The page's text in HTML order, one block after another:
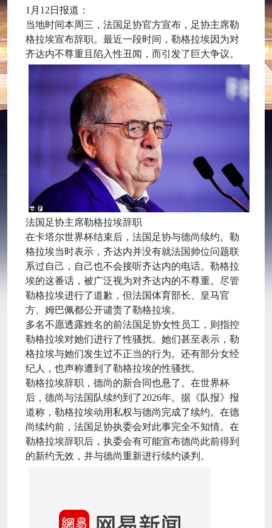
1月12日报道：
当地时间本周三，法国足协官方宣布，足协主席勒
格拉埃宣布辞职。最近一段时间，勒格拉埃因为对
齐达内不尊重且陷入性丑闻，而引发了巨大争议。
法国足协主席勒格拉埃辞职
在卡塔尔世界杯结束后，法国足协与德尚续约。勒
格拉埃当时表示，齐达内并没有就法国帅位问题联
系过自己，自己也不会接听齐达内的电话。勒格拉
埃的这番话，被广泛视为对齐达内的不尊重。尽管
勒格拉埃进行了道歉，但法国体育部长、皇马官
方、姆巴佩都公开谴责了勒格拉埃。
多名不愿透露姓名的前法国足协女性员工，则指控
勒格拉埃对她们进行了性骚扰。她们甚至表示，勒
格拉埃与她们发生过不正当的行为。还有部分女经
纪人，也声称遭到了勒格拉埃的性骚扰。
勒格拉埃辞职，德尚的新合同也悬了。在世界杯
后，德尚与法国队续约到了2026年。据《队报》报
道称，勒格拉埃动用私权与德尚完成了续约。在德
尚续约前，法国足协执委会对此事完全不知情。在
勒格拉埃辞职后，执委会有可能宣布德尚此前得到
的新约无效，并与德尚重新进行续约谈判。